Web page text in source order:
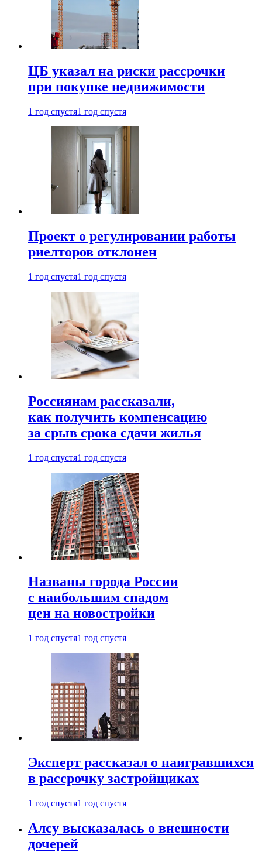
ЦБ указал на риски рассрочки
при покупке недвижимости
1 год спустя1 год спустя
Проект о регулировании работы
риелторов отклонен
1 год спустя1 год спустя
Россиянам рассказали,
как получить компенсацию
за срыв срока сдачи жилья
1 год спустя1 год спустя
Названы города России
с наибольшим спадом
цен на новостройки
1 год спустя1 год спустя
Эксперт рассказал о наигравшихся
в рассрочку застройщиках
1 год спустя1 год спустя
Алсу высказалась о внешности
дочерей